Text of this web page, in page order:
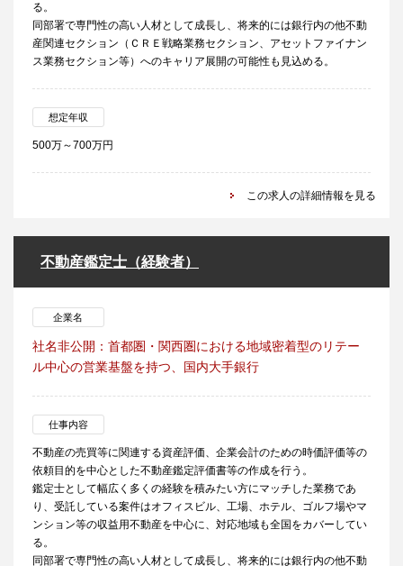
る。
同部署で専門性の高い人材として成長し、将来的には銀行内の他不動
産関連セクション（ＣＲＥ戦略業務セクション、アセットファイナン
ス業務セクション等）へのキャリア展開の可能性も見込める。
想定年収
500万～700万円
この求人の詳細情報を見る
不動産鑑定士（経験者）
企業名
社名非公開：首都圏・関西圏における地域密着型のリテー
ル中心の営業基盤を持つ、国内大手銀行
仕事内容
不動産の売買等に関連する資産評価、企業会計のための時価評価等の
依頼目的を中心とした不動産鑑定評価書等の作成を行う。
鑑定士として幅広く多くの経験を積みたい方にマッチした業務であ
り、受託している案件はオフィスビル、工場、ホテル、ゴルフ場やマ
ンション等の収益用不動産を中心に、対応地域も全国をカバーしてい
る。
同部署で専門性の高い人材として成長し、将来的には銀行内の他不動